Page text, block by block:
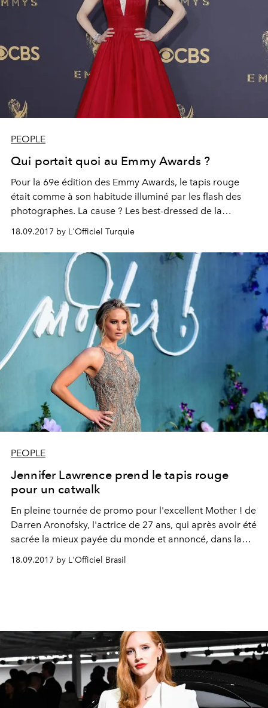
PEOPLE
Qui portait quoi au Emmy Awards ?
Pour la 69e édition des Emmy Awards, le tapis rouge
était comme à son habitude illuminé par les flash des
photographes. La cause ? Les best-dressed de la
soirées, qui ont sorti leur plus belle toilette pour
l'occasion. Focus.
18.09.2017 by L'Officiel Turquie
PEOPLE
Jennifer Lawrence prend le tapis rouge
pour un catwalk
En pleine tournée de promo pour l'excellent Mother ! de
Darren Aronofsky, l'actrice de 27 ans, qui après avoir été
sacrée la mieux payée du monde et annoncé, dans la
foulée, faire une pause de deux années dans sa carrière,
a ébloui journalistes et photographes sur tous les red
18.09.2017 by L'Officiel Brasil